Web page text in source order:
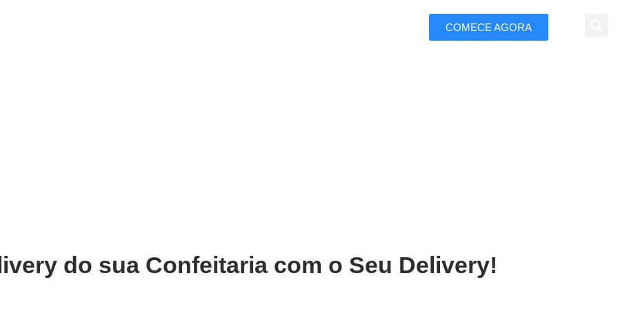
COMECE AGORA
do sua Confeitaria com o Seu Delivery!